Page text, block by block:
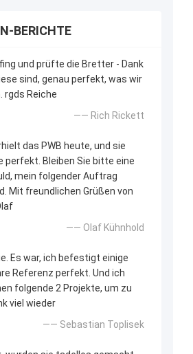
BERICHTE
und prüfte die Bretter - Dank
sind, genau perfekt, was wir
rgds Reiche
—— Rich Rickett
das PWB heute, und sie
perfekt. Bleiben Sie bitte eine
mein folgender Auftrag
Mit freundlichen Grüßen von
—— Olaf Kühnhold
Es war, ich befestigt einige
Referenz perfekt. Und ich
folgende 2 Projekte, um zu
viel wieder
—— Sebastian Toplisek